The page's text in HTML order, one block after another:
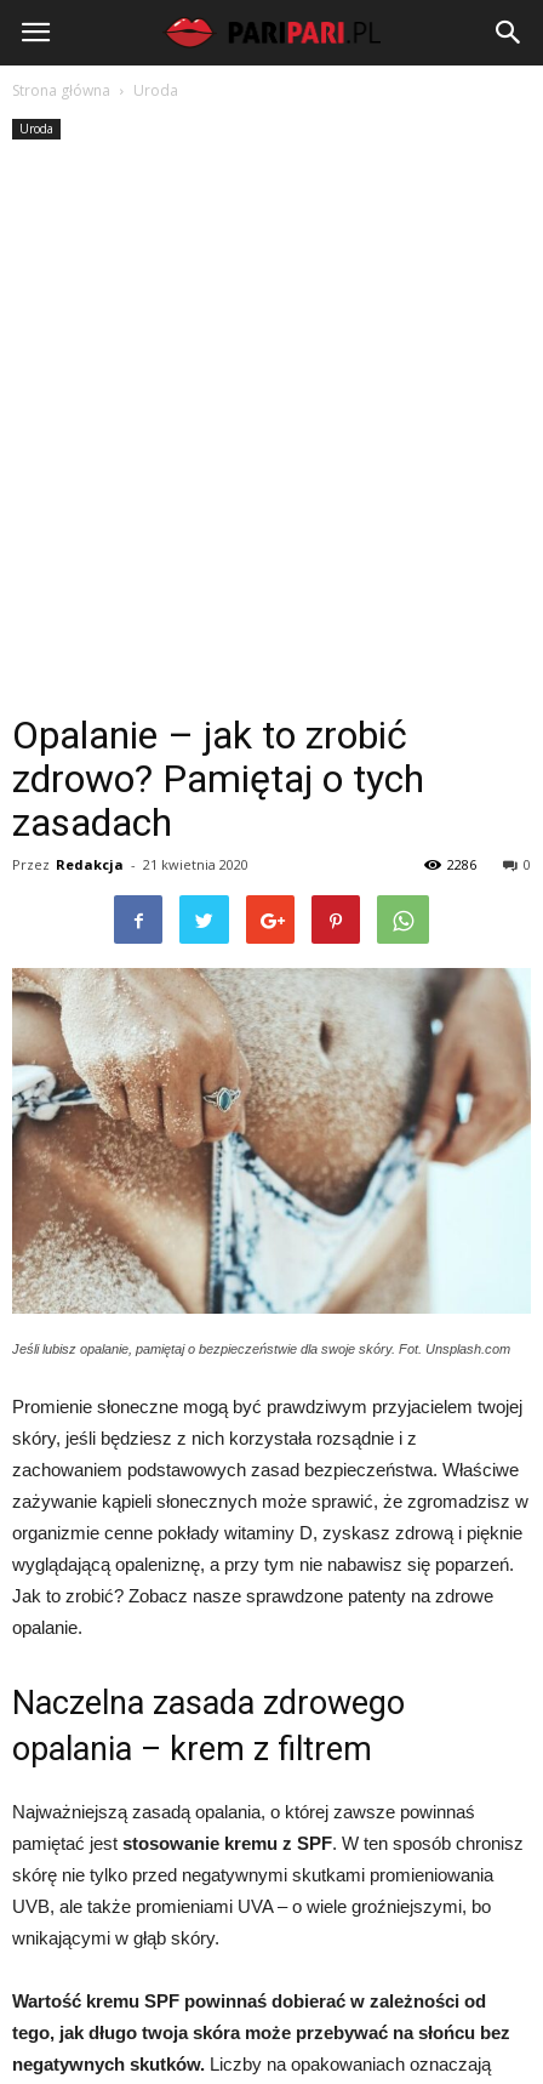
PariPari.pl
Strona główna Uroda
Uroda
Opalanie – jak to zrobić
zdrowo? Pamiętaj o tych
zasadach
Przez Redakcja - 21 kwietnia 2020 0
2286
Jeśli lubisz opalanie, pamiętaj o bezpieczeństwie dla swoje skóry. Fot. Unsplash.com
Promienie słoneczne mogą być prawdziwym przyjacielem twojej
skóry, jeśli będziesz z nich korzystała rozsądnie i z
zachowaniem podstawowych zasad bezpieczeństwa. Właściwe
zażywanie kąpieli słonecznych może sprawić, że zgromadzisz w
organizmie cenne pokłady witaminy D, zyskasz zdrową i pięknie
wyglądającą opaleniznę, a przy tym nie nabawisz się poparzeń.
Jak to zrobić? Zobacz nasze sprawdzone patenty na zdrowe
opalanie.
Naczelna zasada zdrowego
opalania – krem z filtrem
Najważniejszą zasadą opalania, o której zawsze powinnaś
pamiętać jest stosowanie kremu z SPF. W ten sposób chronisz
skórę nie tylko przed negatywnymi skutkami promieniowania
UVB, ale także promieniami UVA – o wiele groźniejszymi, bo
wnikającymi w głąb skóry.
Wartość kremu SPF powinnaś dobierać w zależności od
tego, jak długo twoja skóra może przebywać na słońcu bez
negatywnych skutków. Liczby na opakowaniach oznaczają